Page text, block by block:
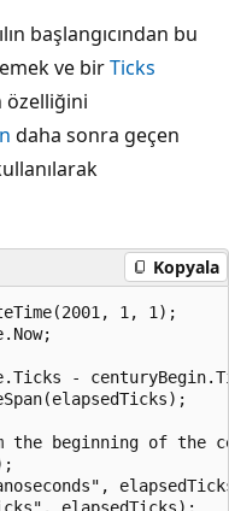
başlangıcından bu
ve birTicks
özelliğini
daha sonra geçen
Kopyala
1, 1);
-
the beginning of
elapsedTicks);